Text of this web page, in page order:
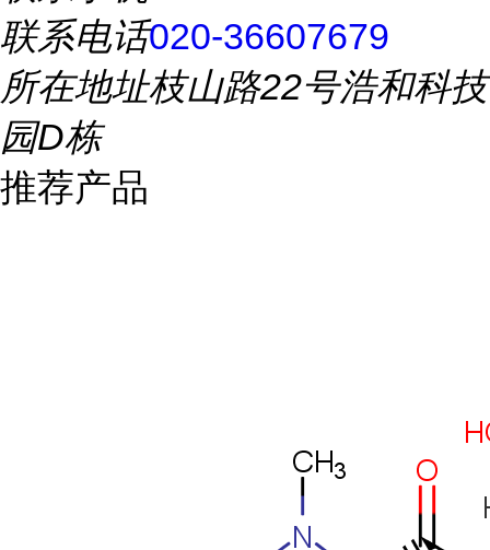
联系电话020-36607679
所在地址枝山路22号浩和科技
园D栋
推荐产品